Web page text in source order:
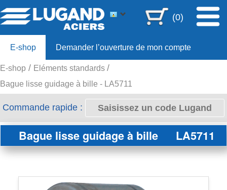
(0)
E-shop Demander l’ouverture de mon compte
Offre 80ans
E-shop
Eléments standards
Bague lisse guidage à bille - LA5711
Commande rapide :
Bague lisse guidage à bille LA5711